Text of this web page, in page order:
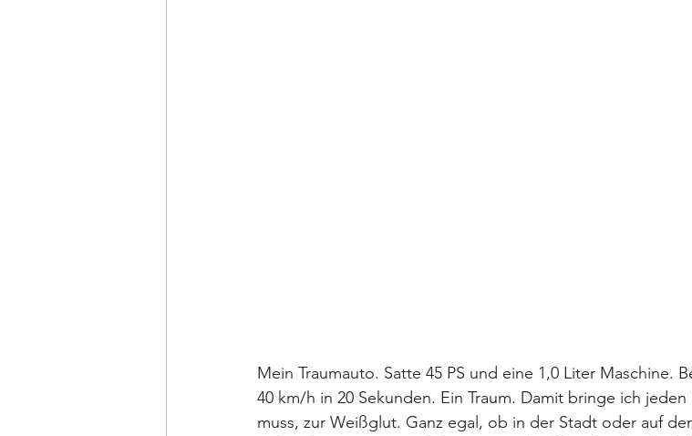
Mein Traumauto. Satte 45 PS und eine 1,0 Liter Maschine.
40 km/h in 20 Sekunden. Ein Traum. Damit bringe ich
muss, zur Weißglut. Ganz egal, ob in der Stadt oder auf